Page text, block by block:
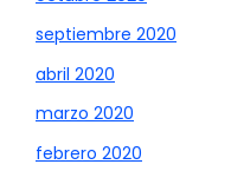
septiembre 2020
abril 2020
marzo 2020
febrero 2020